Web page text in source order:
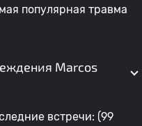
популярная травма
Marcos
встречи: (99